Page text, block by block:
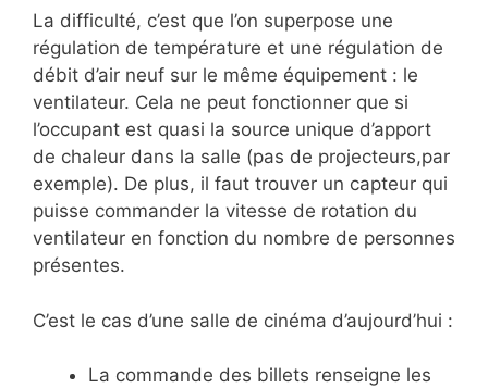
La difficulté, c’est que l’on superpose une
régulation de température et une régulation de
débit d’air neuf sur le même équipement : le
ventilateur. Cela ne peut fonctionner que si
l’occupant est quasi la source unique d’apport
de chaleur dans la salle (pas de projecteurs,par
exemple). De plus, il faut trouver un capteur qui
puisse commander la vitesse de rotation du
ventilateur en fonction du nombre de personnes
présentes.
C’est le cas d’une salle de cinéma d’aujourd’hui :
La commande des billets renseigne les